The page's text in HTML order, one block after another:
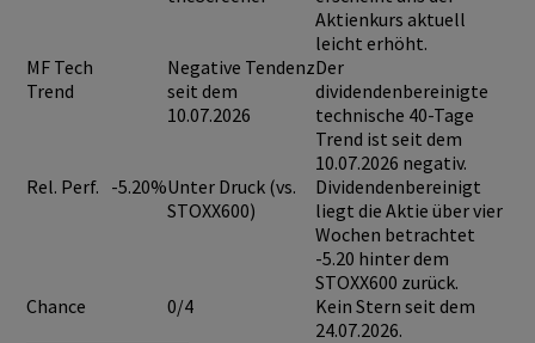
Aktienkurs aktuell
leicht erhöht.
MF Tech
Trend
Negative Tendenz
seit dem
10.07.2026
Der
dividendenbereinigte
technische 40-Tage
Trend ist seit dem
10.07.2026 negativ.
Rel. Perf. -5.20%Unter Druck (vs.
STOXX600)
Dividendenbereinigt
liegt die Aktie über vier
Wochen betrachtet
-5.20 hinter dem
STOXX600 zurück.
Chance
0/4
Kein Stern seit dem
24.07.2026.